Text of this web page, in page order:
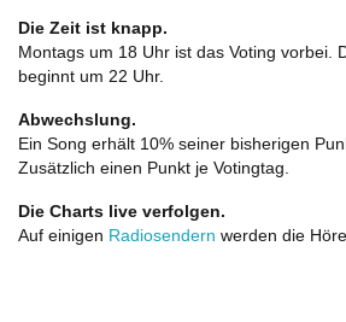
Die Zeit ist knapp.
Montags um 18 Uhr ist das Voting vorbei.
beginnt um 22 Uhr.
Abwechslung.
Ein Song erhält 10% seiner bisherigen
Zusätzlich einen Punkt je Votingtag.
Die Charts live verfolgen.
Auf einigen Radiosendern werden die